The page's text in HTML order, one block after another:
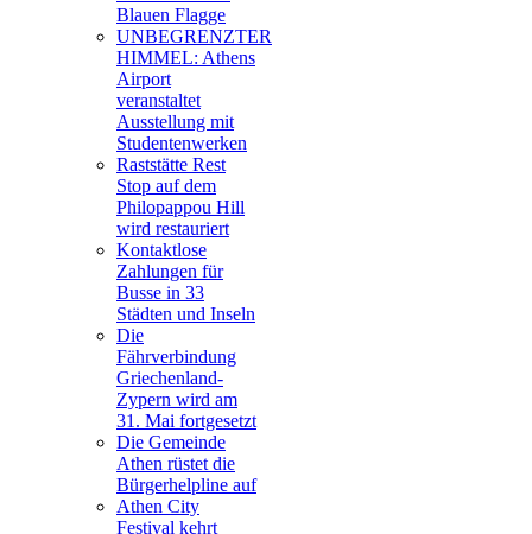
Blauen Flagge
UNBEGRENZTER
HIMMEL: Athens
Airport
veranstaltet
Ausstellung mit
Studentenwerken
Raststätte Rest
Stop auf dem
Philopappou Hill
wird restauriert
Kontaktlose
Zahlungen für
Busse in 33
Städten und Inseln
Die
Fährverbindung
Griechenland-
Zypern wird am
31. Mai fortgesetzt
Die Gemeinde
Athen rüstet die
Bürgerhelpline auf
Athen City
Festival kehrt